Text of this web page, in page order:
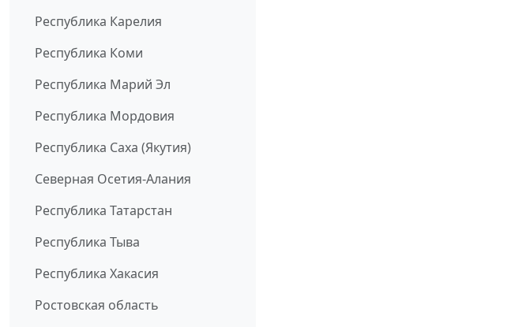
Республика Карелия
Республика Коми
Республика Марий Эл
Республика Мордовия
Республика Саха (Якутия)
Северная Осетия-Алания
Республика Татарстан
Республика Тыва
Республика Хакасия
Ростовская область